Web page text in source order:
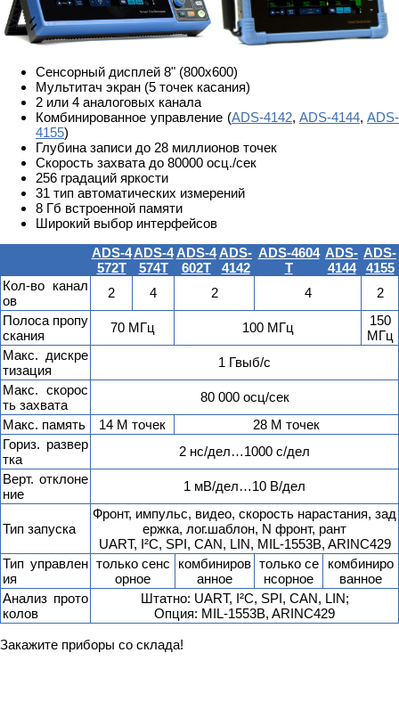
Сенсорный дисплей 8" (800х600)
Мультитач экран (5 точек касания)
2 или 4 аналоговых канала
Комбинированное управление (ADS-4142, ADS-4144, ADS-
4155)
Глубина записи до 28 миллионов точек
Скорость захвата до 80000 осц./сек
256 градаций яркости
31 тип автоматических измерений
8 Гб встроенной памяти
Широкий выбор интерфейсов
ADS-4
572T
ADS-4
574T
ADS-4
602T
ADS-
4142
ADS-4604
T
ADS-
4144
ADS-
4155
Кол-во канал
ов
2 4 2 4
2
Полоса пропу
скания
70 МГц 100 МГц
150
МГц
Макс. дискре
тизация
1 Гвыб/с
Макс. скорос
ть захвата
80 000 осц/сек
Макс. память
14 М точек
28 М точек
Гориз. развер
тка
2 нс/дел…1000 с/дел
Верт. отклоне
ние
1 мВ/дел…10 В/дел
Тип запуска
Фронт, импульс, видео, скорость нарастания, зад
ержка, лог.шаблон, N фронт, рант
UART, I²C, SPI, CAN, LIN, MIL-1553B, ARINC429
Тип управлен
ия
только сенс
орное
комбиниров
анное
только се
нсорное
комбиниро
ванное
Анализ прото
колов
Штатно: UART, I²C, SPI, CAN, LIN;
Опция: MIL-1553B, ARINC429
Закажите приборы со склада!